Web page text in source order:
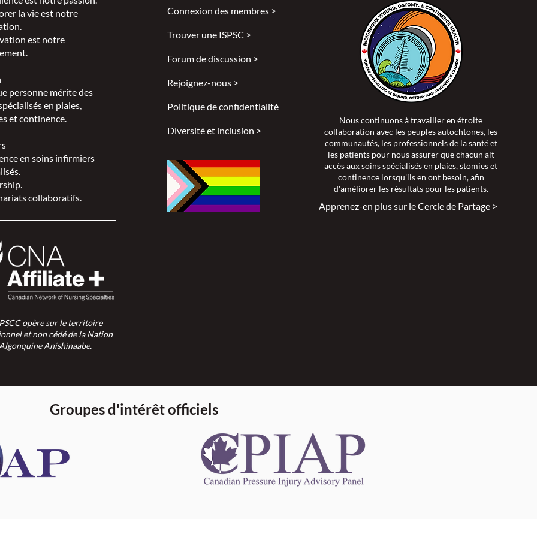
des brûlés Ross Tilley, Sunnybrook Health Sciences Centre, Toronto
Université de Toronto
plasticien au Centre des brûlés Ross Tilley, le centre régional de brûlés de
Canada. En plus de se concentrer principalement sur les soins aigus et
le Dr Rogers offre un service chirurgical de consultation unique pour les
de plaies de pression de stade quatre, d'infections des tissus mous
de plaies chirurgicales, d'hidradénite suppurée et de plaies vasculaires des
une maîtrise en amélioration de la qualité et sécurité des patients, participe
par son affiliation avec l'Université de Toronto et présente et publie
la vie est notre
est notre
personne mérite des
en plaies,
et continence.
en soins infirmiers
collaboratifs.
opère sur le territoire
et non cédé de la Nation
Algonquine Anishinaabe.
Connexion des membres >
Trouver une ISPSC >
Forum de discussion >
Rejoignez-nous >
Politique de confidentialité >
Diversité et inclusion >
Nous continuons à travailler en étroite
collaboration avec les peuples autochtones, les
communautés, les professionnels de la santé et
les patients pour nous assurer que chacun ait
accès aux soins spécialisés en plaies, stomies et
continence lorsqu'ils en ont besoin, afin
d'améliorer les résultats pour les patients.
Apprenez-en plus sur le Cercle de Partage >
Groupes d'intérêt officiels